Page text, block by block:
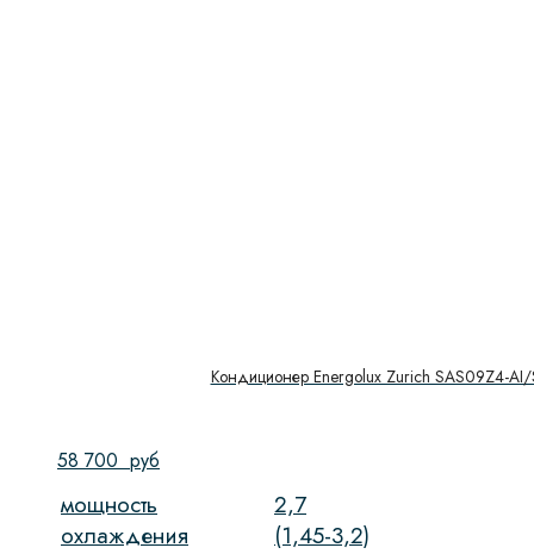
Кондиционер Energolux Zurich SAS09Z4-
58 700 руб
мощность
охлаждения
2,7
(1,45-3,2)